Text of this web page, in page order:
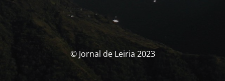
© Jornal de Leiria 2023